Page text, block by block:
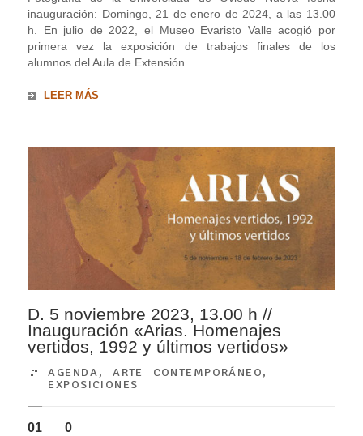
inauguración: Domingo, 21 de enero de 2024, a las 13.00
h. En julio de 2022, el Museo Evaristo Valle acogió por
primera vez la exposición de trabajos finales de los
alumnos del Aula de Extensión...
LEER MÁS
D. 5 noviembre 2023, 13.00 h //
Inauguración «Arias. Homenajes
vertidos, 1992 y últimos vertidos»
AGENDA,ARTE CONTEMPORÁNEO,
EXPOSICIONES
01 0